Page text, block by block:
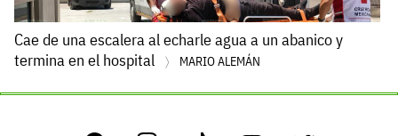
Cae de una escalera al echarle agua a un abanico y
termina en el hospital
MARIO ALEMÁN